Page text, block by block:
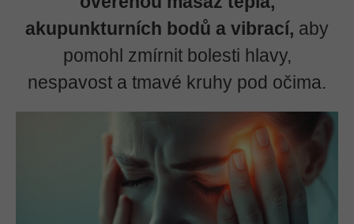
akupunkturních bodů a vibrací, aby
pomohl zmírnit bolesti hlavy,
nespavost a tmavé kruhy pod očima.